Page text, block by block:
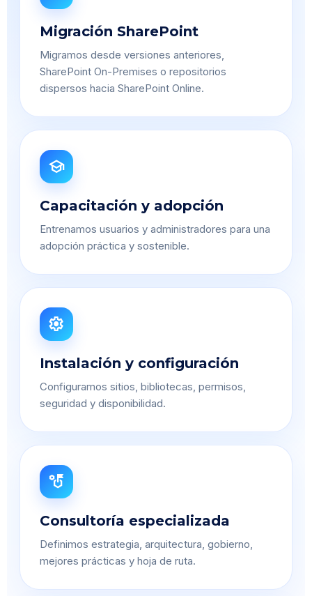
Migración SharePoint
Migramos desde versiones anteriores,
SharePoint On-Premises o repositorios
dispersos hacia SharePoint Online.
school
Capacitación y adopción
Entrenamos usuarios y administradores para una
adopción práctica y sostenible.
settings
Instalación y configuración
Configuramos sitios, bibliotecas, permisos,
seguridad y disponibilidad.
strategy
Consultoría especializada
Definimos estrategia, arquitectura, gobierno,
mejores prácticas y hoja de ruta.